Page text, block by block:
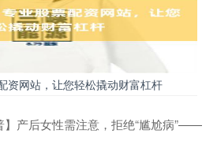
资网站，让您轻松撬动财富杠杆
】产后女性需注意，拒绝“尴尬病”——